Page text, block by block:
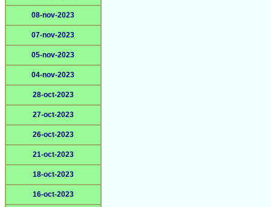
08-nov-2023
07-nov-2023
05-nov-2023
04-nov-2023
28-oct-2023
27-oct-2023
26-oct-2023
21-oct-2023
18-oct-2023
16-oct-2023